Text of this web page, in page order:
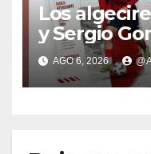
Los
y Sergio
italiana:
Atletico
AGO 6, 2026